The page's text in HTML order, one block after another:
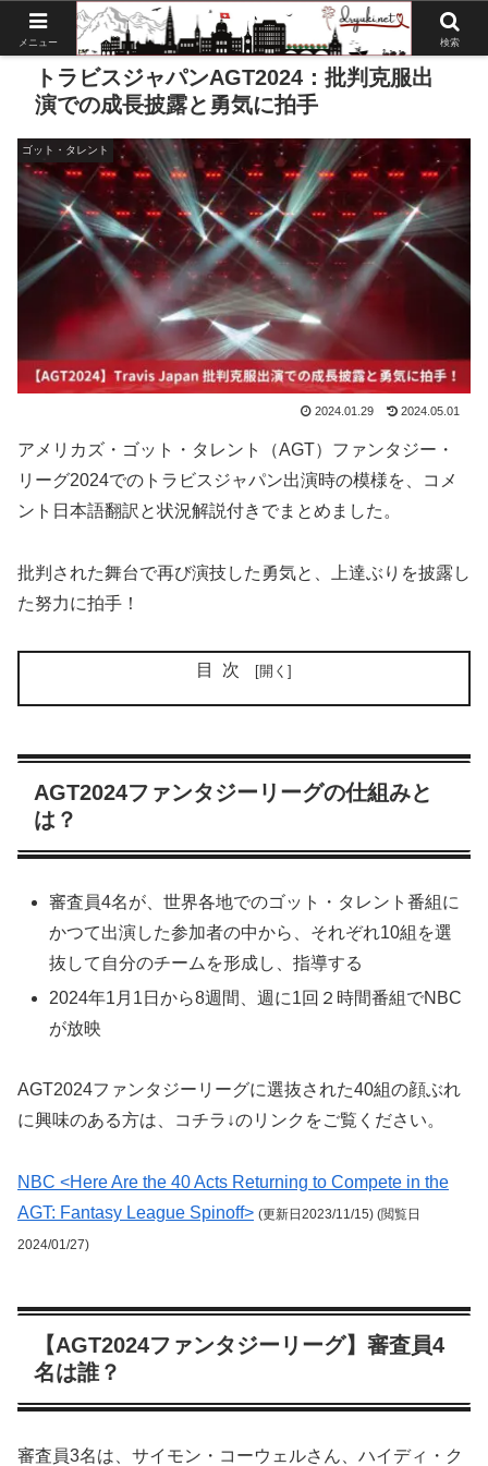
トラビスジャパンAGT2024：批判克服出
演での成長披露と勇気に拍手
ゴット・タレント
2024.01.29 2024.05.01
アメリカズ・ゴット・タレント（AGT）ファンタジー・
リーグ2024でのトラビスジャパン出演時の模様を、コメ
ント日本語翻訳と状況解説付きでまとめました。
批判された舞台で再び演技した勇気と、上達ぶりを披露し
た努力に拍手！
目次
AGT2024ファンタジーリーグの仕組みと
は？
審査員4名が、世界各地でのゴット・タレント番組に
かつて出演した参加者の中から、それぞれ10組を選
抜して自分のチームを形成し、指導する
2024年1月1日から8週間、週に1回２時間番組でNBC
が放映
AGT2024ファンタジーリーグに選抜された40組の顔ぶれ
に興味のある方は、コチラ↓のリンクをご覧ください。
NBC <Here Are the 40 Acts Returning to Compete in the
AGT: Fantasy League Spinoff> (更新日2023/11/15) (閲覧日
2024/01/27)
【AGT2024ファンタジーリーグ】審査員4
名は誰？
審査員3名は、サイモン・コーウェルさん、ハイディ・ク
メニュー 検索